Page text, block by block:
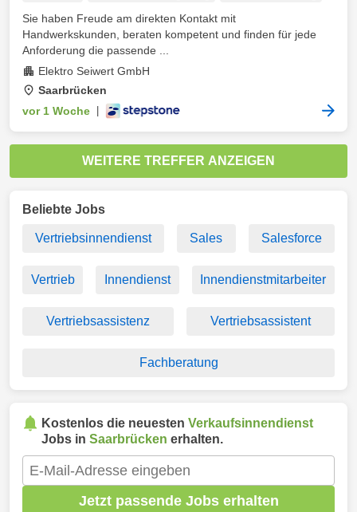
Sie haben Freude am direkten Kontakt mit
Handwerkskunden, beraten kompetent und finden für jede
Anforderung die passende ...
Elektro Seiwert GmbH
Saarbrücken
vor 1 Woche
WEITERE TREFFER ANZEIGEN
Beliebte Jobs
Vertriebsinnendienst Sales Salesforce
Vertrieb Innendienst Innendienstmitarbeiter
Vertriebsassistenz Vertriebsassistent
Fachberatung
Kostenlos die neuesten Verkaufsinnendienst
Jobs in Saarbrücken erhalten.
Jetzt passende Jobs erhalten